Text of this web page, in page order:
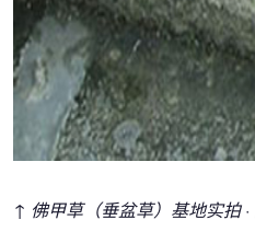
↑ 佛甲草（垂盆草）基地实拍